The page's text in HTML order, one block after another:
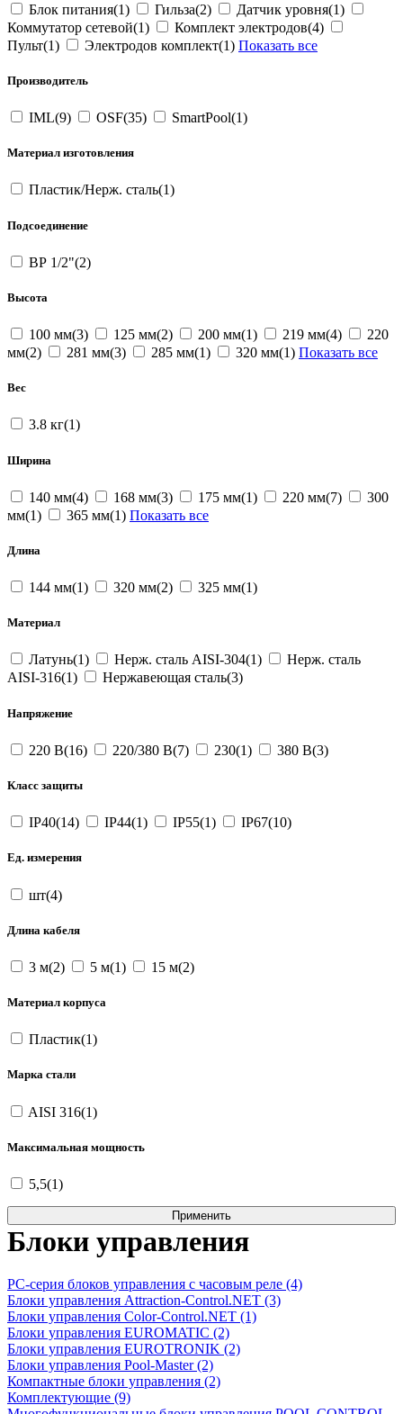
Блок питания(1) Гильза(2)
Датчик уровня(1)
Коммутатор сетевой(1)
Комплект электродов(4)
Пульт(1)
Электродов комплект(1) Показать все
Производитель
IML(9) OSF(35) SmartPool(1)
Материал изготовления
Пластик/Нерж. сталь(1)
Подсоединение
ВР 1/2"(2)
Высота
100 мм(3) 125 мм(2) 200 мм(1) 219 мм(4)
220
мм(2)
281 мм(3) 285 мм(1) 320 мм(1) Показать все
Вес
3.8 кг(1)
Ширина
140 мм(4) 168 мм(3) 175 мм(1) 220 мм(7)
300
мм(1)
365 мм(1) Показать все
Длина
144 мм(1) 320 мм(2) 325 мм(1)
Материал
Латунь(1) Нерж. сталь AISI-304(1)
Нерж. сталь
AISI-316(1)
Нержавеющая сталь(3)
Напряжение
220 В(16) 220/380 В(7) 230(1) 380 В(3)
Класс защиты
IP40(14) IP44(1) IP55(1) IP67(10)
Ед. измерения
шт(4)
Длина кабеля
3 м(2) 5 м(1) 15 м(2)
Материал корпуса
Пластик(1)
Марка стали
AISI 316(1)
Максимальная мощность
5,5(1)
Блоки управления
PC-серия блоков управления с часовым реле (4)
Блоки управления Attraction-Control.NET (3)
Блоки управления Color-Control.NET (1)
Блоки управления EUROMATIC (2)
Блоки управления EUROTRONIK (2)
Блоки управления Pool-Master (2)
Компактные блоки управления (2)
Комплектующие (9)